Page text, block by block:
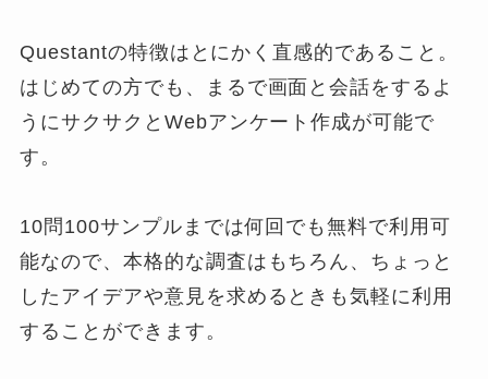
Questantの特徴はとにかく直感的であること。
はじめての方でも、まるで画面と会話をするよ
うにサクサクとWebアンケート作成が可能で
す。
10問100サンプルまでは何回でも無料で利用可
能なので、本格的な調査はもちろん、ちょっと
したアイデアや意見を求めるときも気軽に利用
することができます。